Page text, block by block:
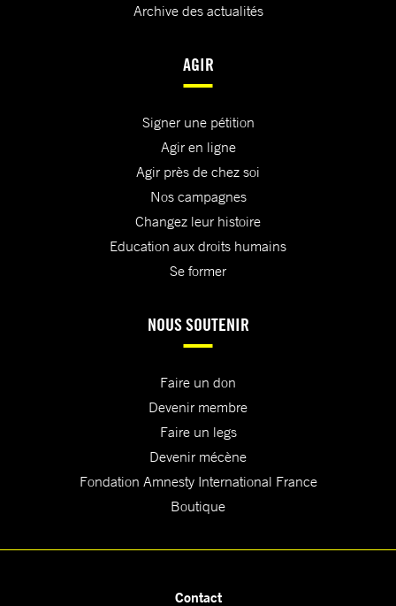
Archive des actualités
AGIR
Signer une pétition
Agir en ligne
Agir près de chez soi
Nos campagnes
Changez leur histoire
Education aux droits humains
Se former
NOUS SOUTENIR
Faire un don
Devenir membre
Faire un legs
Devenir mécène
Fondation Amnesty International France
Boutique
Contact